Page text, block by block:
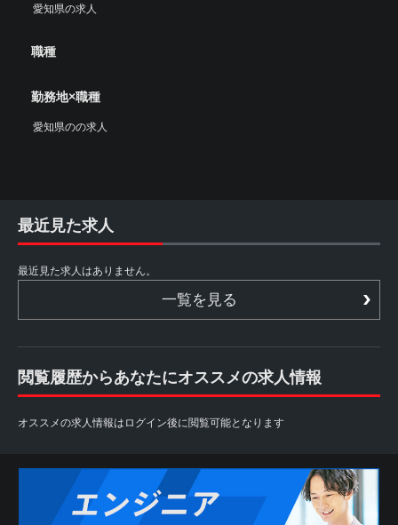
愛知県の求人
職種
勤務地×職種
愛知県のの求人
最近見た求人
最近見た求人はありません。
一覧を見る
閲覧履歴からあなたにオススメの求人情報
オススメの求人情報はログイン後に閲覧可能となります